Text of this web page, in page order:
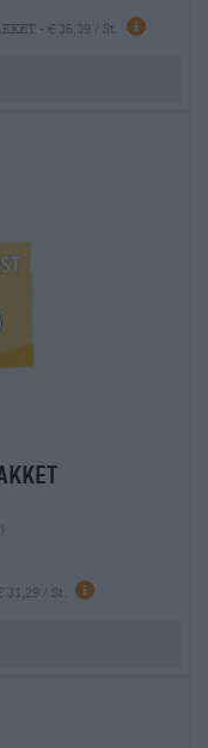
- € 35,39 / St.
31,29 / St.